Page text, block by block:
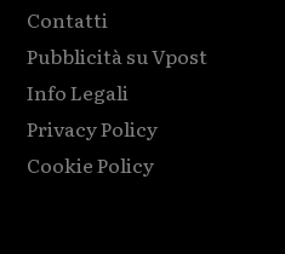
Contatti
Pubblicità su Vpost
Info Legali
Privacy Policy
Cookie Policy